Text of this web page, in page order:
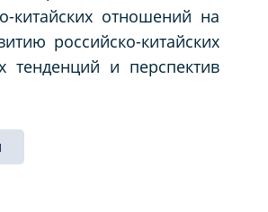
китайских отношений на
российско-китайских
тенденций и перспектив